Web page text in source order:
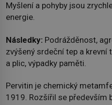
Myšlení a pohyby jsou
energie.
Následky: Podrážděnost,
zvýšený srdeční tep a krevní
a plic, výpadky paměti.
Pervitin je chemický
1919. Rozšířil se především